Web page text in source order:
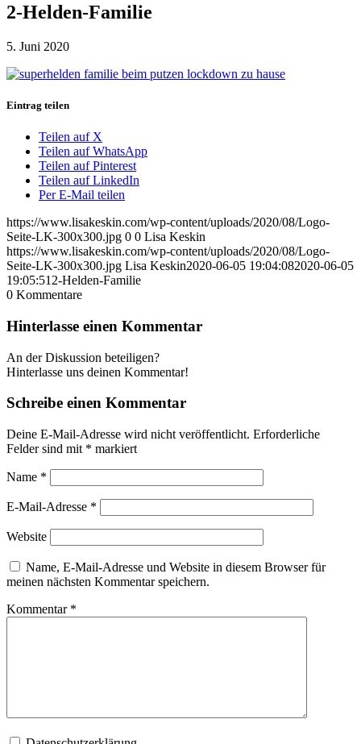
2-Helden-Familie
5. Juni 2020
Eintrag teilen
Teilen auf X
Teilen auf WhatsApp
Teilen auf Pinterest
Teilen auf LinkedIn
Per E-Mail teilen
https://www.lisakeskin.com/wp-content/uploads/2020/08/Logo-
Seite-LK-300x300.jpg 0 0 Lisa Keskin
https://www.lisakeskin.com/wp-content/uploads/2020/08/Logo-
Seite-LK-300x300.jpg Lisa Keskin2020-06-05 19:04:082020-06-05
19:05:51 2-Helden-Familie
0 Kommentare
Hinterlasse einen Kommentar
An der Diskussion beteiligen?
Hinterlasse uns deinen Kommentar!
Schreibe einen Kommentar
Deine E-Mail-Adresse wird nicht veröffentlicht. Erforderliche
Felder sind mit * markiert
Name *
E-Mail-Adresse *
Website
Name, E-Mail-Adresse und Website in diesem Browser für
meinen nächsten Kommentar speichern.
Kommentar *